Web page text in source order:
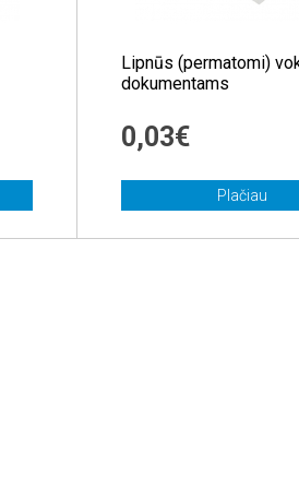
Lipnūs (permatomi)
dokumentams
0,03€
Plačiau